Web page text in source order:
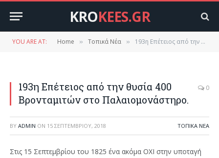
KROKEES.GR
YOU ARE AT: Home » Τοπικά Νέα » 193η Επέτειος από την θυσία 400 Βρονταμιτών στο Παλαιομονάστηρο.
193η Επέτειος από την θυσία 400
Βρονταμιτών στο Παλαιομονάστηρο.
0
BY ADMIN ON 15 ΣΕΠΤΕΜΒΡΊΟΥ, 2018 ΤΟΠΙΚΆ ΝΈΑ
Στις 15 Σεπτεμβρίου του 1825 ένα ακόμα ΟΧΙ στην υποταγή